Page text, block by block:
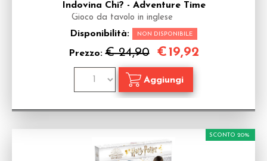
Indovina Chi? - Adventure Time
Gioco da tavolo in inglese
Disponibilità: NON DISPONIBILE
Prezzo:€ 24,90 €19,92
SCONTO 20%